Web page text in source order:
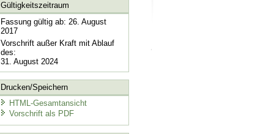
Gültigkeitszeitraum
Fassung gültig ab: 26. August
2017
Vorschrift außer Kraft mit Ablauf
des:
31. August 2024
Drucken/Speichern
HTML-Gesamtansicht
Vorschrift als PDF